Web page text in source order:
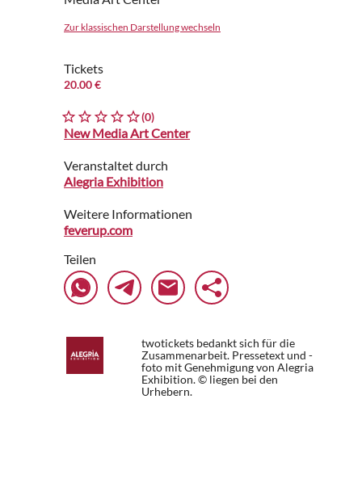
Zur klassischen Darstellung wechseln
Tickets
20.00 €
(0)
New Media Art Center
Veranstaltet durch
Alegria Exhibition
Weitere Informationen
feverup.com
Teilen
twotickets bedankt sich für die
Zusammenarbeit. Pressetext und -
foto mit Genehmigung von Alegria
Exhibition. © liegen bei den
Urhebern.